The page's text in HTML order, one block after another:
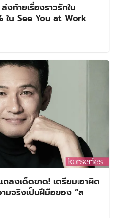
ท้ายเรื่องราวรักใน
ใน See You at Work
ลงเด็ดขาด! เตรียมเอาผิด
มจริงเป็นฝีมือของ “ส